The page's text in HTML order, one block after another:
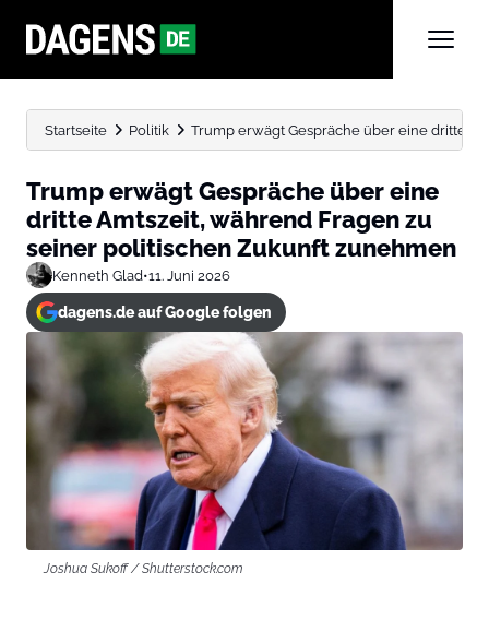
Startseite Politik Trump erwägt Gespräche über eine dritte
Trump erwägt Gespräche über eine
dritte Amtszeit, während Fragen zu
seiner politischen Zukunft zunehmen
Kenneth Glad•11. Juni 2026
dagens.de auf Google folgen
Joshua Sukoff / Shutterstock.com